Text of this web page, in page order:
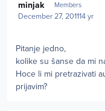
minjak Members
December 27, 201114 yr
Pitanje jedno,
kolike su šanse da mi
Hoce li mi pretrazivati
prijavim?